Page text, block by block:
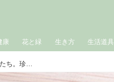
康 花と緑 生き方 生活道具
美しき鉱物の世界｜イベントで手に入れた“推し石”たち。珍しい黄色の「フローライト（蛍石）」と、オーロラのように光輝く「ラブラドライト」